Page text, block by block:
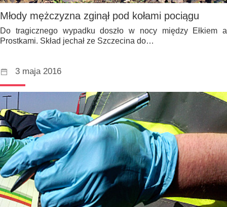
Młody mężczyzna zginął pod kołami pociągu
Do tragicznego wypadku doszło w nocy między Ełkiem a
Prostkami. Skład jechał ze Szczecina do…
3 maja 2016